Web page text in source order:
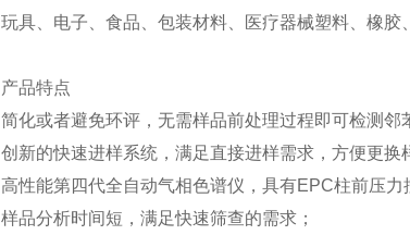
玩具、电子、食品、包装材料、医疗器械塑料、橡胶
产品特点
简化或者避免环评，无需样品前处理过程即可检测邻
创新的快速进样系统，满足直接进样需求，方便更换
高性能第四代全自动气相色谱仪，具有EPC柱前压力
样品分析时间短，满足快速筛查的需求；